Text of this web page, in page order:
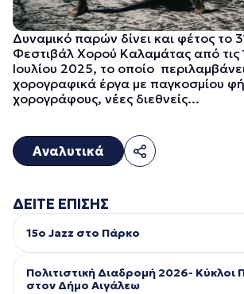
Δυναμικό παρών δίνει και φέτος το
Φεστιβάλ Χορού Καλαμάτας από τις
Ιουλίου 2025, το οποίο
χορογραφικά έργα με παγκοσμίου
χορογράφους, νέες διεθνείς...
Αναλυτικά
ΔΕΙΤΕ ΕΠΙΣΗΣ
15ο Jazz στο Πάρκο
Πολιτιστική Διαδρομή 2026- Κύκλοι
στον Δήμο Αιγάλεω